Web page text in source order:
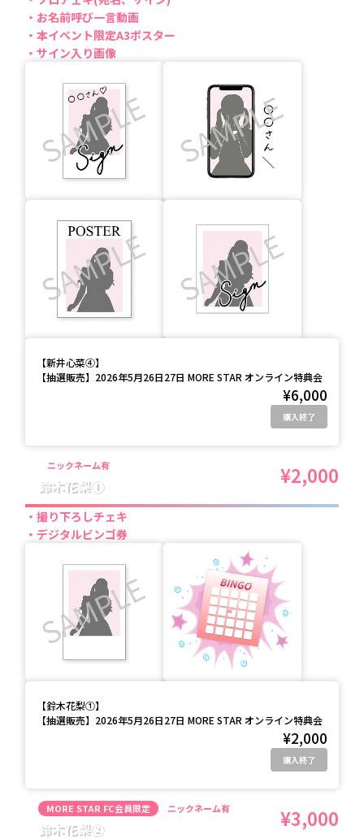
お名前呼び一言動画
本イベント限定A3ポスター
サイン入り画像
【新井心菜④】
【抽選販売】2026年5月26日27日 MORE STAR オンライン特典会
¥6,000
購入終了
ニックネーム有
鈴木花梨① ¥2,000
撮り下ろしチェキ
デジタルビンゴ券
【鈴木花梨①】
【抽選販売】2026年5月26日27日 MORE STAR オンライン特典会
¥2,000
購入終了
MORE STAR FC会員限定 ニックネーム有
鈴木花梨② ¥3,000